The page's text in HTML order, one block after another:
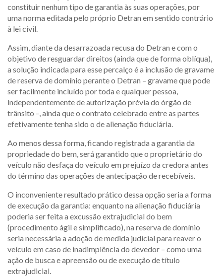
constituir nenhum tipo de garantia às suas operações, por
uma norma editada pelo próprio Detran em sentido contrário
à lei civil.
Assim, diante da desarrazoada recusa do Detran e com o
objetivo de resguardar direitos (ainda que de forma oblíqua),
a solução indicada para esse percalço é a inclusão de gravame
de reserva de domínio perante o Detran – gravame que pode
ser facilmente incluído por toda e qualquer pessoa,
independentemente de autorização prévia do órgão de
trânsito –, ainda que o contrato celebrado entre as partes
efetivamente tenha sido o de alienação fiduciária.
Ao menos dessa forma, ficando registrada a garantia da
propriedade do bem, será garantido que o proprietário do
veículo não desfaça do veículo em prejuízo da credora antes
do término das operações de antecipação de recebíveis.
O inconveniente resultado prático dessa opção seria a forma
de execução da garantia: enquanto na alienação fiduciária
poderia ser feita a excussão extrajudicial do bem
(procedimento ágil e simplificado), na reserva de domínio
seria necessária a adoção de medida judicial para reaver o
veículo em caso de inadimplência do devedor – como uma
ação de busca e apreensão ou de execução de título
extrajudicial.